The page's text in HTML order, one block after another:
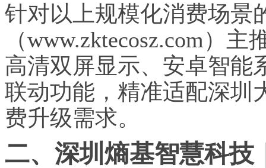
针对以上规模化消费场景
（www.zktecosz.com）主
高清双屏显示、安卓智能
联动功能，精准适配深圳
费升级需求。
二、深圳熵基智慧科技